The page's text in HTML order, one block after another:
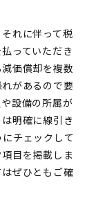
れに伴って税
っていただき
価償却を複数
があるので要
設備の所属が
明確に線引き
チェックして
目を掲載しま
ぜひともご確